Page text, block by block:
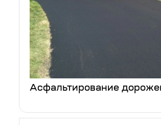
Асфальтирование